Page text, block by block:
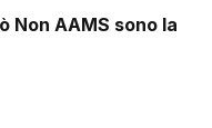
Non AAMS sono la